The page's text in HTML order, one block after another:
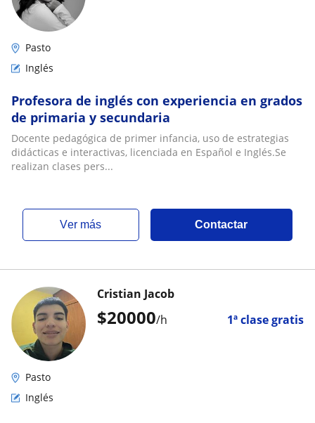
Pasto
Inglés
Profesora de inglés con experiencia en grados
de primaria y secundaria
Docente pedagógica de primer infancia, uso de estrategias
didácticas e interactivas, licenciada en Español e Inglés.Se
realizan clases pers...
ver más Contactar
$20000/h 1ª clase gratis
Cristian Jacob
Pasto
Inglés